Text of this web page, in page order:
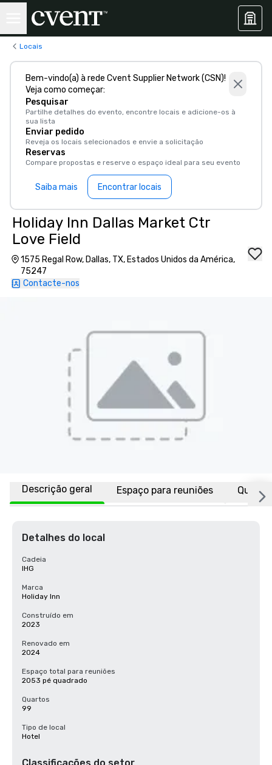
Locais
Bem-vindo(a) à rede Cvent Supplier Network (CSN)!
Veja como começar:
Pesquisar
Partilhe detalhes do evento, encontre locais e adicione-os à
sua lista
Enviar pedido
Reveja os locais selecionados e envie a solicitação
Reservas
Compare propostas e reserve o espaço ideal para seu evento
Saiba mais Encontrar locais
Holiday Inn Dallas Market Ctr
Love Field
1575 Regal Row, Dallas, TX, Estados Unidos da América,
75247
Contacte-nos
Descrição geral Espaço para reuniões
Detalhes do local
Cadeia
IHG
Marca
Holiday Inn
Construído em
2023
Renovado em
2024
Espaço total para reuniões
2053 pé quadrado
Quartos
99
Tipo de local
Hotel